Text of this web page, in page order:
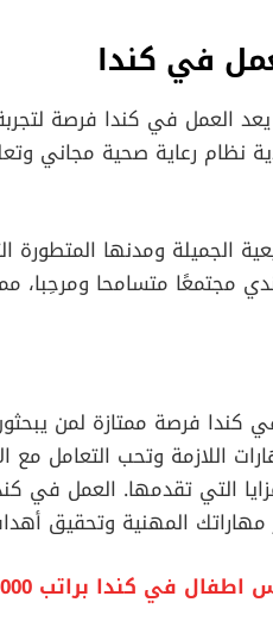
في كندا
يعد العمل في كندا فرصة
نظام رعاية صحية مجاني
الجميلة ومدنها
مجتمعًا متسامحا
كندا فرصة ممتازة لمن
اللازمة وتحب التعامل
التي تقدمها. العمل في
المهنية وتحقيق
براتب 3000 دولار اضغط هنا